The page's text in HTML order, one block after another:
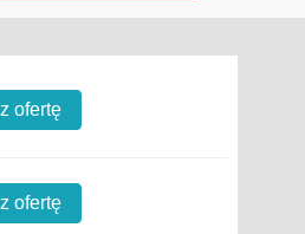
ofertę
ofertę